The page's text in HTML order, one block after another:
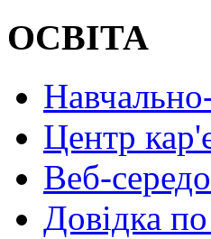
ОСВІТА
Центр
Веб-
Довідка